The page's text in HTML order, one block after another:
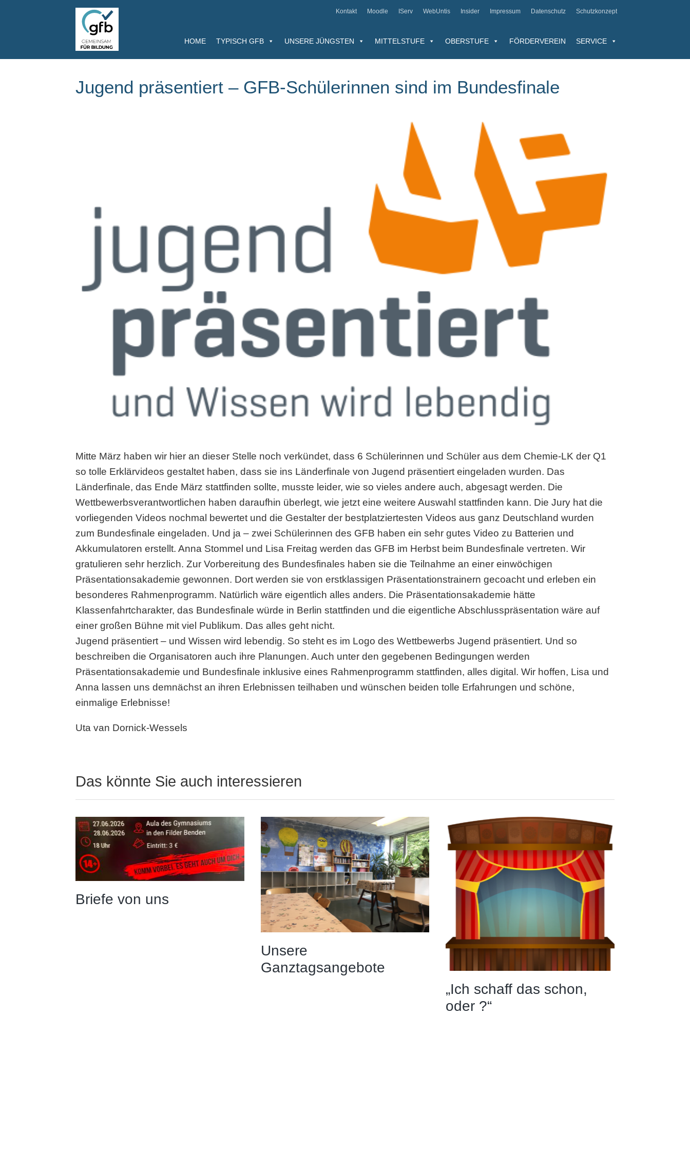
Kontakt Moodle IServ WebUntis Insider Impressum Datenschutz Schutzkonzept
HOME TYPISCH GFB UNSERE JÜNGSTEN MITTELSTUFE OBERSTUFE FÖRDERVEREIN SERVICE
Jugend präsentiert – GFB-Schülerinnen sind im Bundesfinale
Mitte März haben wir hier an dieser Stelle noch verkündet, dass 6 Schülerinnen und Schüler aus dem Chemie-LK der Q1
so tolle Erklärvideos gestaltet haben, dass sie ins Länderfinale von Jugend präsentiert eingeladen wurden. Das
Länderfinale, das Ende März stattfinden sollte, musste leider, wie so vieles andere auch, abgesagt werden. Die
Wettbewerbsverantwortlichen haben daraufhin überlegt, wie jetzt eine weitere Auswahl stattfinden kann. Die Jury hat die
vorliegenden Videos nochmal bewertet und die Gestalter der bestplatziertesten Videos aus ganz Deutschland wurden
zum Bundesfinale eingeladen. Und ja – zwei Schülerinnen des GFB haben ein sehr gutes Video zu Batterien und
Akkumulatoren erstellt. Anna Stommel und Lisa Freitag werden das GFB im Herbst beim Bundesfinale vertreten. Wir
gratulieren sehr herzlich. Zur Vorbereitung des Bundesfinales haben sie die Teilnahme an einer einwöchigen
Präsentationsakademie gewonnen. Dort werden sie von erstklassigen Präsentationstrainern gecoacht und erleben ein
besonderes Rahmenprogramm. Natürlich wäre eigentlich alles anders. Die Präsentationsakademie hätte
Klassenfahrtcharakter, das Bundesfinale würde in Berlin stattfinden und die eigentliche Abschlusspräsentation wäre auf
einer großen Bühne mit viel Publikum. Das alles geht nicht.
Jugend präsentiert – und Wissen wird lebendig. So steht es im Logo des Wettbewerbs Jugend präsentiert. Und so
beschreiben die Organisatoren auch ihre Planungen. Auch unter den gegebenen Bedingungen werden
Präsentationsakademie und Bundesfinale inklusive eines Rahmenprogramm stattfinden, alles digital. Wir hoffen, Lisa und
Anna lassen uns demnächst an ihren Erlebnissen teilhaben und wünschen beiden tolle Erfahrungen und schöne,
einmalige Erlebnisse!
Uta van Dornick-Wessels
Das könnte Sie auch interessieren
Briefe von uns
Unsere
Ganztagsangebote
„Ich schaff das schon,
oder ?“